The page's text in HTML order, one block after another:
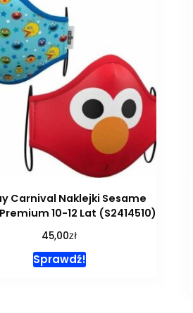
Carnival Naklejki Sesame
10-12 Lat (S2414510)
45,00zł
Sprawdź!